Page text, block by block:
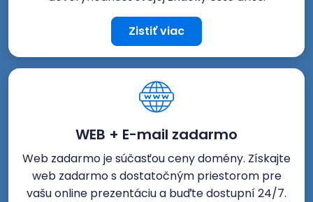
Zistiť viac
WEB + E-mail zadarmo
Web zadarmo je súčasťou ceny domény. Získajte
web zadarmo s dostatočným priestorom pre
vašu online prezentáciu a buďte dostupní 24/7.